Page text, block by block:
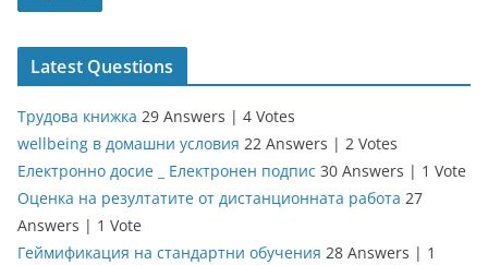
Latest Questions
Трудова книжка 29 Answers | 4 Votes
wellbeing в домашни условия 22 Answers | 2 Votes
Електронно досие _ Електронен подпис 30 Answers | 1 Vote
Оценка на резултатите от дистанционната работа 27
Answers | 1 Vote
Геймификация на стандартни обучения 28 Answers | 1